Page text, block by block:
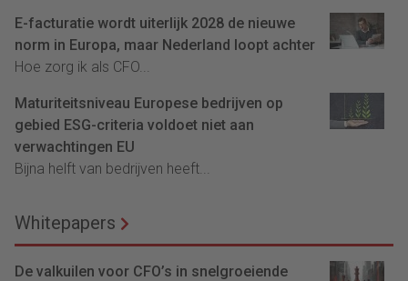
E-facturatie wordt uiterlijk 2028 de nieuwe
norm in Europa, maar Nederland loopt achter
Hoe zorg ik als CFO...
Maturiteitsniveau Europese bedrijven op
gebied ESG-criteria voldoet niet aan
verwachtingen EU
Bijna helft van bedrijven heeft...
Whitepapers
De valkuilen voor CFO’s in snelgroeiende